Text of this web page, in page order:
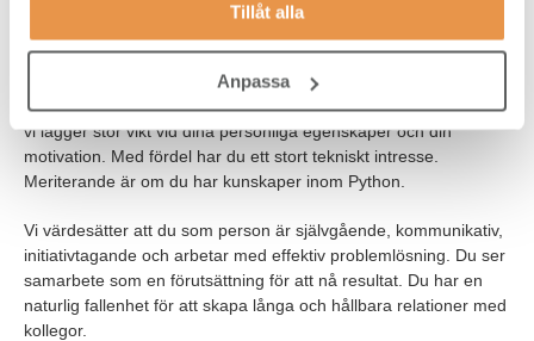
Tillåt alla
Anpassa
Våra förväntningar
För denna tjänst behöver du ha en relevant utbildning inom
Elektronikkonstruktion och kunskaper inom CAD-verktyg. Du kan
med fördel vara nyexaminerad eller med något års erfarenhet,
vi lägger stor vikt vid dina personliga egenskaper och din
motivation. Med fördel har du ett stort tekniskt intresse.
Meriterande är om du har kunskaper inom Python.
Vi värdesätter att du som person är självgående, kommunikativ,
initiativtagande och arbetar med effektiv problemlösning. Du ser
samarbete som en förutsättning för att nå resultat. Du har en
naturlig fallenhet för att skapa långa och hållbara relationer med
kollegor.